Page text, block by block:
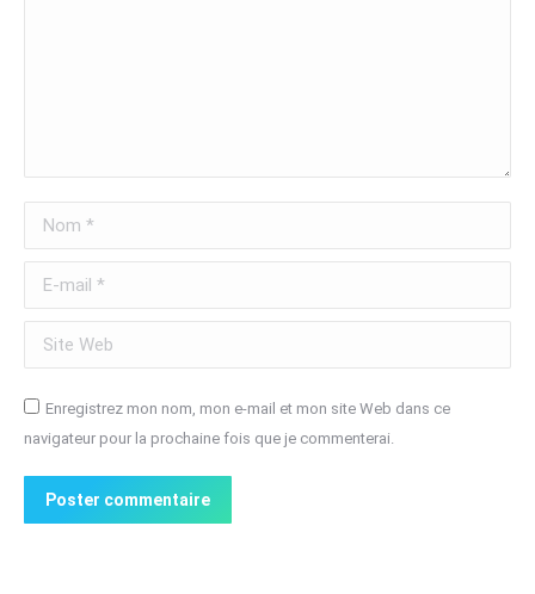
Nom *
E-mail *
Site Web
Enregistrez mon nom, mon e-mail et mon site Web dans ce
navigateur pour la prochaine fois que je commenterai.
Poster commentaire